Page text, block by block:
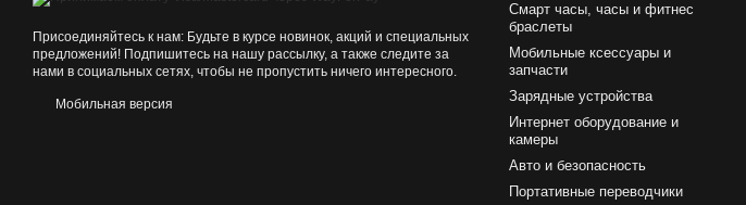
Присоединяйтесь к нам: Будьте в курсе новинок, акций и специальных
предложений! Подпишитесь на нашу рассылку, а также следите за
нами в социальных сетях, чтобы не пропустить ничего интересного.
Мобильная версия
Смарт часы, часы и фитнес
браслеты
Мобильные ксессуары и
запчасти
Зарядные устройства
Интернет оборудование и
камеры
Авто и безопасность
Портативные переводчики